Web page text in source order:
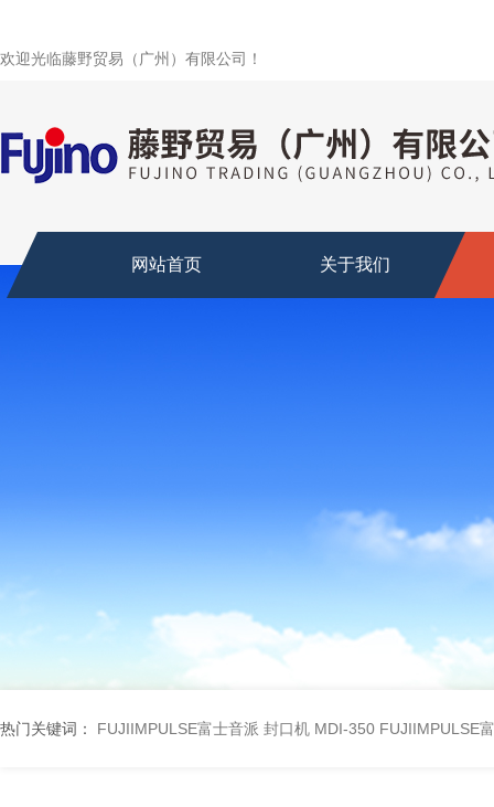
欢迎光临藤野贸易（广州）有限公司！
网站首页 关于我们
热门关键词： FUJIIMPULSE富士音派 封口机 MDI-350 FUJIIMPULSE